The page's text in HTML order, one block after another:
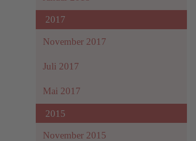
2017
November 2017
Juli 2017
Mai 2017
2015
November 2015